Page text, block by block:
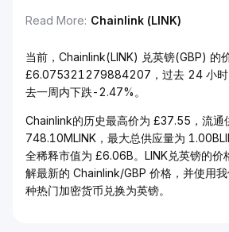
Read More: Chainlink (LINK)
当前，Chainlink(LINK) 兑英镑(GBP) 的
£6.075321279884207，过去 24 小
去一周内下跌-2.47%。
Chainlink的历史最高价为 £37.55，流通
748.10MLINK，最大总供应量为
全稀释市值为 £6.06B。LINK兑英镑的价
解最新的 Chainlink/GBP 价格，并使用
种热门加密货币兑换为英镑。